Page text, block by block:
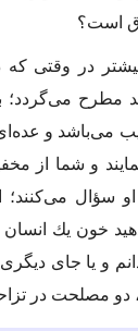
است؟
در وقتى كه
مطرح
مى‌باشد و عده‌اى
و شما از
سؤال مى‌كنند؛
خون یك انسان
و یا جاى
دو مصلحت در